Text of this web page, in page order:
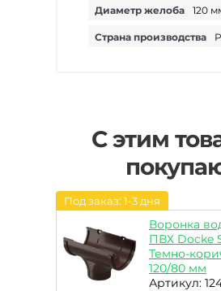
Диаметр желоба 120
Страна производства
С этим
Под заказ: 1-3 дня
Воронка
ПВХ Docke
Темно-
120/80 мм
Артикул: